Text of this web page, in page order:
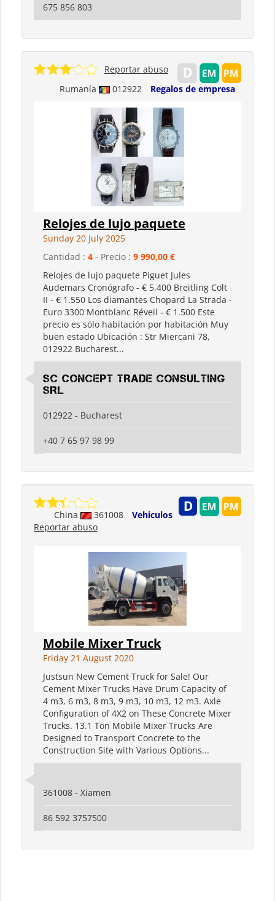
675 856 803
Rumanía 012922 Regalos de empresa
Reportar abuso
Relojes de lujo paquete
Sunday 20 July 2025
Cantidad : 4 - Precio : 9 990,00 €
Relojes de lujo paquete Piguet Jules
Audemars Cronógrafo - € 5.400 Breitling Colt
II - € 1.550 Los diamantes Chopard La Strada -
Euro 3300 Montblanc Réveil - € 1.500 Este
precio es sólo habitación por habitación Muy
buen estado Ubicación : Str Miercani 78,
012922 Bucharest...
SC CONCEPT TRADE CONSULTING
SRL
012922 - Bucharest
+40 7 65 97 98 99
China 361008
Vehiculos
Reportar abuso
Mobile Mixer Truck
Friday 21 August 2020
Justsun New Cement Truck for Sale! Our
Cement Mixer Trucks Have Drum Capacity of
4 m3, 6 m3, 8 m3, 9 m3, 10 m3, 12 m3. Axle
Configuration of 4X2 on These Concrete Mixer
Trucks. 13.1 Ton Mobile Mixer Trucks Are
Designed to Transport Concrete to the
Construction Site with Various Options...
361008 - Xiamen
86 592 3757500